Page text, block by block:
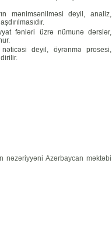
mənimsənilməsi deyil, analiz,
fənləri üzrə nümunə dərslər,
deyil, öyrənmə prosesi,
nəzəriyyəni Azərbaycan məktəbi